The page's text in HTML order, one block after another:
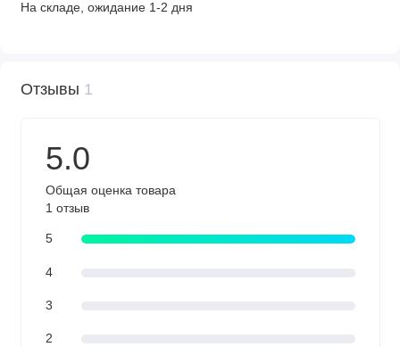
На складе, ожидание 1-2 дня
Отзывы 1
5.0
Общая оценка товара
1 отзыв
5
4
3
2